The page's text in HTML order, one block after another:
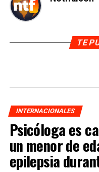
TE
INTERNACIONALES
Psicóloga es
un menor de
epilepsia